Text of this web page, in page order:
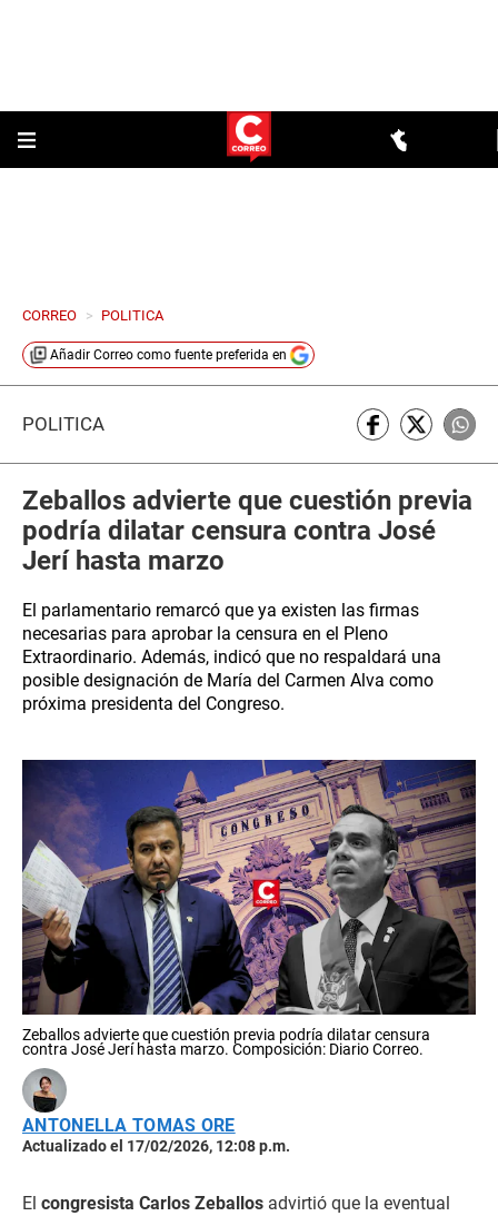
CORREO > POLITICA
Añadir Correo como fuente preferida en
POLÍTICA
Zeballos advierte que cuestión previa
podría dilatar censura contra José
Jerí hasta marzo
El parlamentario remarcó que ya existen las firmas
necesarias para aprobar la censura en el Pleno
Extraordinario. Además, indicó que no respaldará una
posible designación de María del Carmen Alva como
próxima presidenta del Congreso.
Zeballos advierte que cuestión previa podría dilatar censura
contra José Jerí hasta marzo. Composición: Diario Correo.
ANTONELLA TOMAS ORE
Actualizado el 17/02/2026, 12:08 p.m.
El congresista Carlos Zeballos advirtió que la eventual